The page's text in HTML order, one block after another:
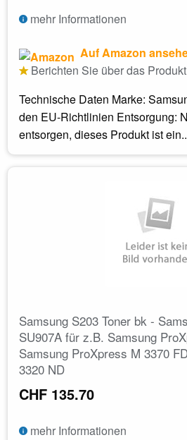
mehr Informationen
Auf Amazon
Berichten Sie über das Produkt
Technische Daten Marke:
den EU-Richtlinien Entsorgung:
entsorgen, dieses Produkt ist
Samsung S203 Toner bk -
SU907A für z.B. Samsung
Samsung ProXpress M 3370
3320 ND
CHF 135.70
mehr Informationen